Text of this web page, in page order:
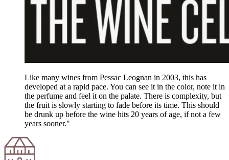
Like many wines from Pessac Leognan in 2003, this has
developed at a rapid pace. You can see it in the color, note it in
the perfume and feel it on the palate. There is complexity, but
the fruit is slowly starting to fade before its time. This should
be drunk up before the wine hits 20 years of age, if not a few
years sooner."